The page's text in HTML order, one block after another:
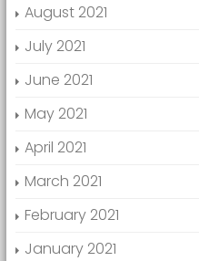
August 2021
July 2021
June 2021
May 2021
April 2021
March 2021
February 2021
January 2021